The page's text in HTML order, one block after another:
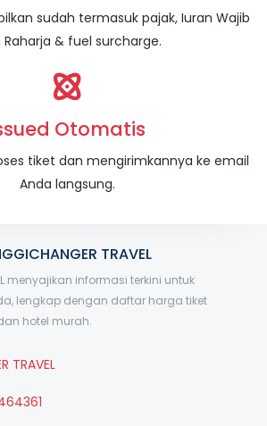
sudah termasuk pajak, Iuran Wajib
Raharja & fuel surcharge.
Otomatis
tiket dan mengirimkannya ke email
Anda langsung.
TRAVEL
menyajikan informasi terkini untuk
lengkap dengan daftar harga tiket
hotel murah.
TRAVEL